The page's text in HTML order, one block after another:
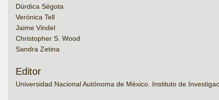
Dúrdica Ségota
Verónica Tell
Jaime Vindel
Christopher S. Wood
Sandra Zetina
Editor
Universidad Nacional Autónoma de México. Instituto de